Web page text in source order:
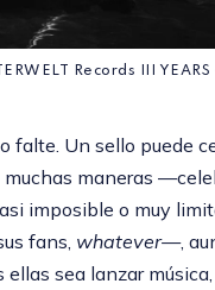
Records III YEARS
falte. Un sello puede
muchas maneras
imposible o muy
fans, whatever—,
ellas sea lanzar